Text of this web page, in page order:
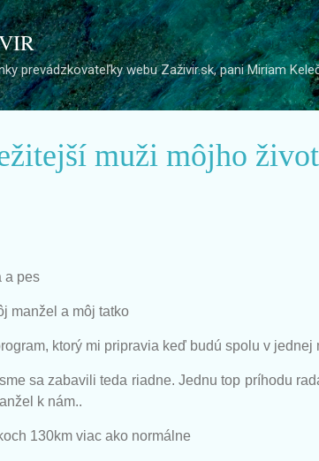
Preskočiť na hlavný obsah
prevádzkovateľky webu Zaživir.sk, pani Miriam
muži môjho
a pes
manžel a môj tatko
ktorý mi pripravia keď budú spolu v jednej
sa zabavili teda riadne. Jednu top príhodu
k nám..
130km viac ako normálne